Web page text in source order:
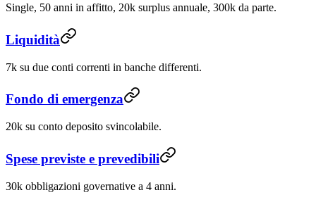
Single, 50 anni in affitto, 20k surplus annuale, 300k da parte.
Liquidità
7k su due conti correnti in banche differenti.
Fondo di emergenza
20k su conto deposito svincolabile.
Spese previste e prevedibili
30k obbligazioni governative a 4 anni.